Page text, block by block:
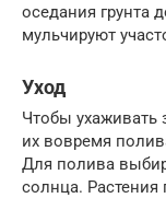
оседания грунта
мульчируют
Уход
Чтобы ухаживать
их вовремя
Для полива
солнца.